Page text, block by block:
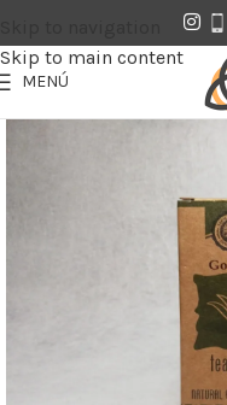
Skip to main content
MENÚ